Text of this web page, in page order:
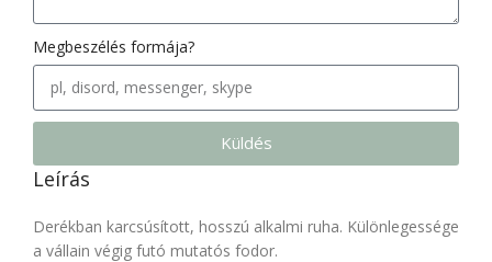
Megbeszélés formája?
Küldés
Leírás
Derékban karcsúsított, hosszú alkalmi ruha. Különlegessége
a vállain végig futó mutatós fodor.